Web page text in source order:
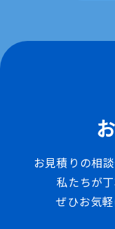
お見積りの相
私たちが
ぜひお気